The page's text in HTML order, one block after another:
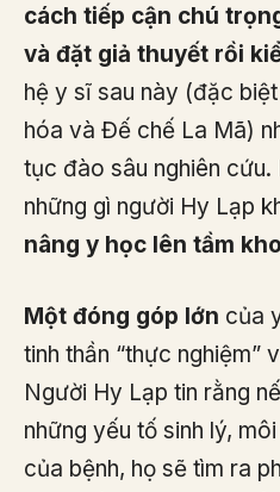
cách tiếp cận chú
và đặt giả thuyết rồi
hệ y sĩ sau này (đặc
hóa và Đế chế La Mã)
tục đào sâu nghiên cứu.
những gì người Hy Lạp
nâng y học lên tầm
Một đóng góp lớn của
tinh thần “thực nghiệm”
Người Hy Lạp tin rằng
những yếu tố sinh lý,
của bệnh, họ sẽ tìm ra